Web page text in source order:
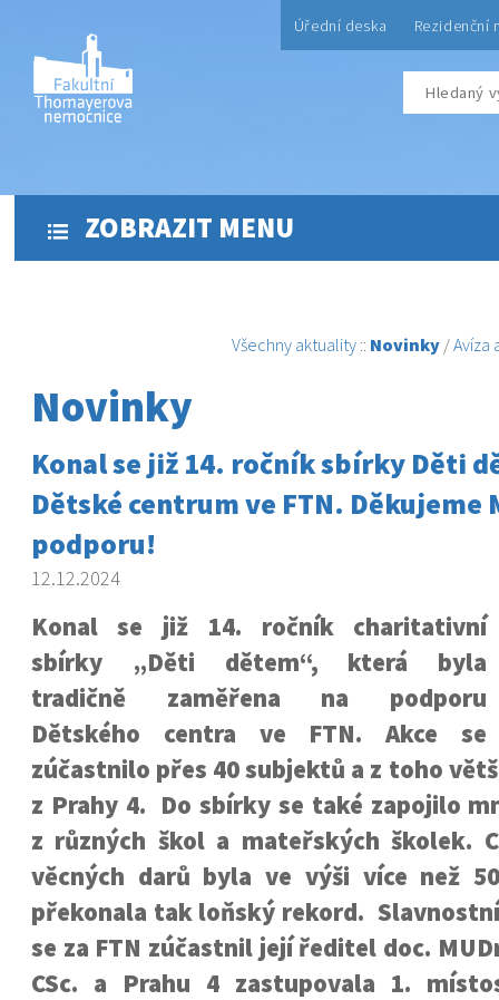
Úřední deska Rezidenční
ZOBRAZIT MENU
Všechny aktuality :: Novinky /Avíza
Novinky
Konal se již 14. ročník sbírky Děti
Dětské centrum ve FTN. Děkujeme
podporu!
12.12.2024
Konal se již 14. ročník charitativní
sbírky „Děti dětem“, která byla
tradičně zaměřena na podporu
Dětského centra ve FTN. Akce se
zúčastnilo přes 40 subjektů a z toho
z Prahy 4. Do sbírky se také zapojilo
z různých škol a mateřských školek.
věcných darů byla ve výši více než
překonala tak loňský rekord.
se za FTN zúčastnil její ředitel doc.
CSc. a Prahu 4 zastupovala 1.